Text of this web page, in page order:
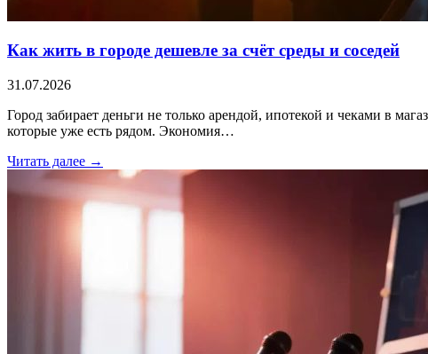
Как жить в городе дешевле за счёт среды и соседей
31.07.2026
Город забирает деньги не только арендой, ипотекой и чеками в
которые уже есть рядом. Экономия…
Читать далее →